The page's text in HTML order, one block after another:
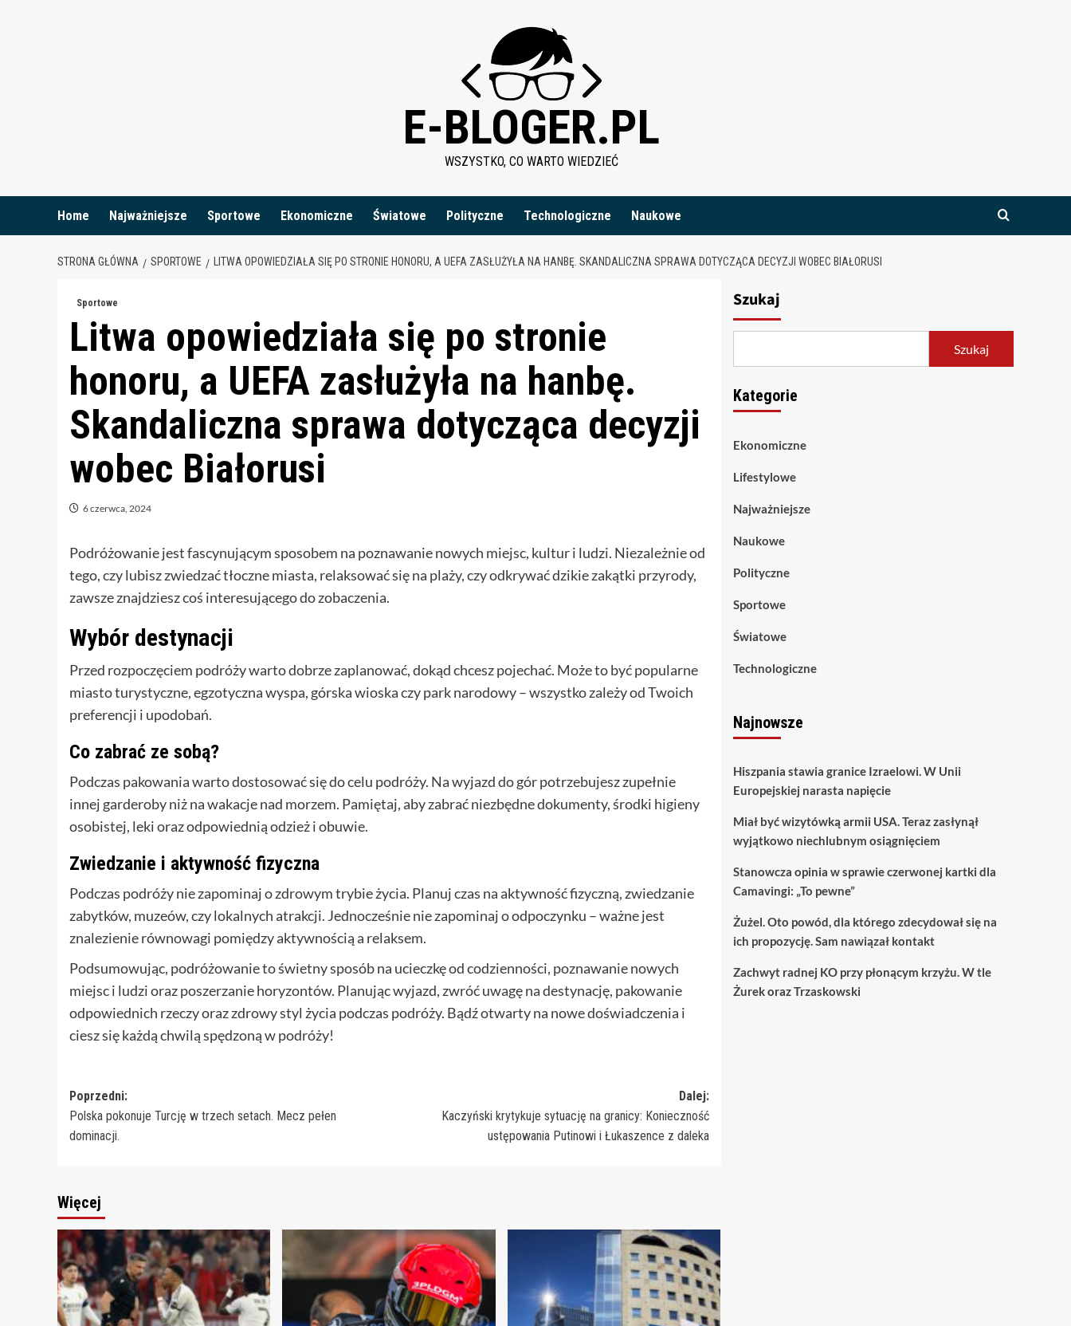
E-BLOGER.PL
WSZYSTKO, CO WARTO WIEDZIEĆ
Home Najważniejsze Sportowe Ekonomiczne Światowe Polityczne Technologiczne Naukowe
STRONA GŁÓWNA SPORTOWE LITWA OPOWIEDZIAŁA SIĘ PO STRONIE HONORU, A UEFA ZASŁUŻYŁA NA HANBĘ. SKANDALICZNA SPRAWA DOTYCZĄCA DECYZJI WOBEC BIAŁORUSI
Sportowe
Litwa opowiedziała się po stronie
honoru, a UEFA zasłużyła na hanbę.
Skandaliczna sprawa dotycząca decyzji
wobec Białorusi
6 czerwca, 2024
Podróżowanie jest fascynującym sposobem na poznawanie nowych miejsc, kultur i ludzi. Niezależnie od
tego, czy lubisz zwiedzać tłoczne miasta, relaksować się na plaży, czy odkrywać dzikie zakątki przyrody,
zawsze znajdziesz coś interesującego do zobaczenia.
Wybór destynacji
Przed rozpoczęciem podróży warto dobrze zaplanować, dokąd chcesz pojechać. Może to być popularne
miasto turystyczne, egzotyczna wyspa, górska wioska czy park narodowy – wszystko zależy od Twoich
preferencji i upodobań.
Co zabrać ze sobą?
Podczas pakowania warto dostosować się do celu podróży. Na wyjazd do gór potrzebujesz zupełnie
innej garderoby niż na wakacje nad morzem. Pamiętaj, aby zabrać niezbędne dokumenty, środki higieny
osobistej, leki oraz odpowiednią odzież i obuwie.
Zwiedzanie i aktywność fizyczna
Podczas podróży nie zapominaj o zdrowym trybie życia. Planuj czas na aktywność fizyczną, zwiedzanie
zabytków, muzeów, czy lokalnych atrakcji. Jednocześnie nie zapominaj o odpoczynku – ważne jest
znalezienie równowagi pomiędzy aktywnością a relaksem.
Podsumowując, podróżowanie to świetny sposób na ucieczkę od codzienności, poznawanie nowych
miejsc i ludzi oraz poszerzanie horyzontów. Planując wyjazd, zwróć uwagę na destynację, pakowanie
odpowiednich rzeczy oraz zdrowy styl życia podczas podróży. Bądź otwarty na nowe doświadczenia i
ciesz się każdą chwilą spędzoną w podróży!
Zobacz
wpisy
Poprzedni:
Polska pokonuje Turcję w trzech setach. Mecz pełen
dominacji.
Dalej:
Kaczyński krytykuje sytuację na granicy: Konieczność
ustępowania Putinowi i Łukaszence z daleka
Więcej
Szukaj
Szukaj
Kategorie
Ekonomiczne
Lifestylowe
Najważniejsze
Naukowe
Polityczne
Sportowe
Światowe
Technologiczne
Najnowsze
Hiszpania stawia granice Izraelowi. W Unii
Europejskiej narasta napięcie
Miał być wizytówką armii USA. Teraz zasłynął
wyjątkowo niechlubnym osiągnięciem
Stanowcza opinia w sprawie czerwonej kartki dla
Camavingi: „To pewne”
Żużel. Oto powód, dla którego zdecydował się na
ich propozycję. Sam nawiązał kontakt
Zachwyt radnej KO przy płonącym krzyżu. W tle
Żurek oraz Trzaskowski